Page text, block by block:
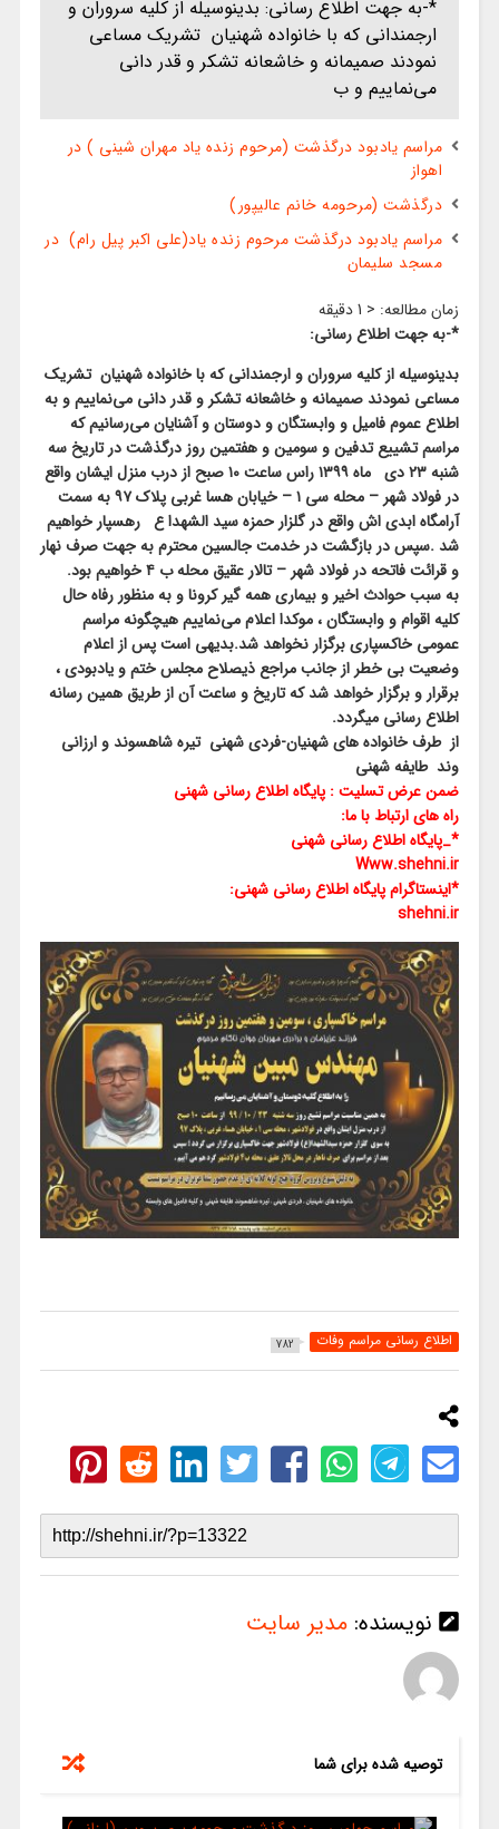
*-به جهت اطلاع رسانی: بدینوسیله از کلیه سروران و
ارجمندانی که با خانواده شهنیان تشریک مساعی
نمودند صمیمانه و خاشعانه تشکر و قدر دانی
می‌نماییم و ب
مراسم یادبود درگذشت (مرحوم زنده یاد مهران شینی ) در
اهواز
درگذشت (مرحومه خانم عالیپور)
مراسم یادبود درگذشت مرحوم زنده یاد(علی اکبر پیل رام) در
مسجد سلیمان
زمان مطالعه: < 1 دقیقه
*-به جهت اطلاع رسانی:
بدینوسیله از کلیه سروران و ارجمندانی که با خانواده شهنیان تشریک
مساعی نمودند صمیمانه و خاشعانه تشکر و قدر دانی می‌نماییم و به
اطلاع عموم فامیل و وابستگان و دوستان و آشنایان می‌رسانیم که
مراسم تشییع تدفین و سومین و هفتمین روز درگذشت در تاریخ سه
شنبه ۲۳ دی ماه ۱۳۹۹ راس ساعت ۱۰ صبح از درب منزل ایشان واقع
در فولاد شهر – محله سی ۱ – خیابان هسا غربی پلاک ۹۷ به سمت
آرامگاه ابدی اش واقع در گلزار حمزه سید الشهدا ع رهسپار خواهیم
شد .سپس در بازگشت در خدمت جالسین محترم به جهت صرف نهار
و قرائت فاتحه در فولاد شهر – تالار عقیق محله ب ۴ خواهیم بود.
به سبب حوادث اخیر و بیماری همه گیر کرونا و به منظور رفاه حال
کلیه اقوام و وابستگان ، موکدا اعلام می‌نماییم هیچگونه مراسم
عمومی خاکسپاری برگزار نخواهد شد.بدیهی است پس از اعلام
وضعیت بی خطر از جانب مراجع ذیصلاح مجلس ختم و یادبودی ،
برقرار و برگزار خواهد شد که تاریخ و ساعت آن از طریق همین رسانه
اطلاع رسانی میگردد.
از طرف خانواده های شهنیان-فردی شهنی تیره شاهسوند و ارزانی
وند طایفه شهنی
ضمن عرض تسلیت : پایگاه اطلاع رسانی شهنی
راه های ارتباط با ما:
*_پایگاه اطلاع رسانی شهنی
Www.shehni.ir
*اینستاگرام پایگاه اطلاع رسانی شهنی:
shehni.ir
اطلاع رسانی مراسم وفات 782
نویسنده: مدیر سایت
توصیه شده برای شما